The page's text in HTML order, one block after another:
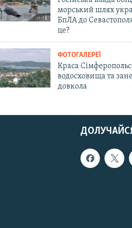
морський шлях
БпЛА до
це?
ФОТОГАЛЕРЕЇ
Краса
водосховища та
довкола